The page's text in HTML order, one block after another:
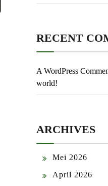
RECENT
A WordPress
world!
ARCHIVES
Mei 2026
April 2026